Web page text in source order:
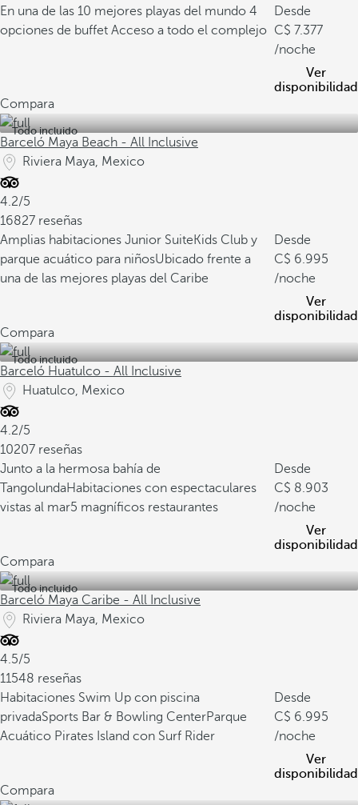
En una de las 10 mejores playas del mundo 4
opciones de buffet Acceso a todo el complejo
Desde
7.377
/noche
Ver
disponibilidad
Compara
Todo incluido
Barceló Maya Beach - All Inclusive
Riviera Maya, Mexico
4.2/5
16827 reseñas
Amplias habitaciones Junior SuiteKids Club y
parque acuático para niñosUbicado frente a
una de las mejores playas del Caribe
Desde
6.995
/noche
Ver
disponibilidad
Compara
Todo incluido
Barceló Huatulco - All Inclusive
Huatulco, Mexico
4.2/5
10207 reseñas
Junto a la hermosa bahía de
TangolundaHabitaciones con espectaculares
vistas al mar5 magníficos restaurantes
Desde
8.903
/noche
Ver
disponibilidad
Compara
Todo incluido
Barceló Maya Caribe - All Inclusive
Riviera Maya, Mexico
4.5/5
11548 reseñas
Habitaciones Swim Up con piscina
privadaSports Bar & Bowling CenterParque
Acuático Pirates Island con Surf Rider
Desde
6.995
/noche
Ver
disponibilidad
Compara